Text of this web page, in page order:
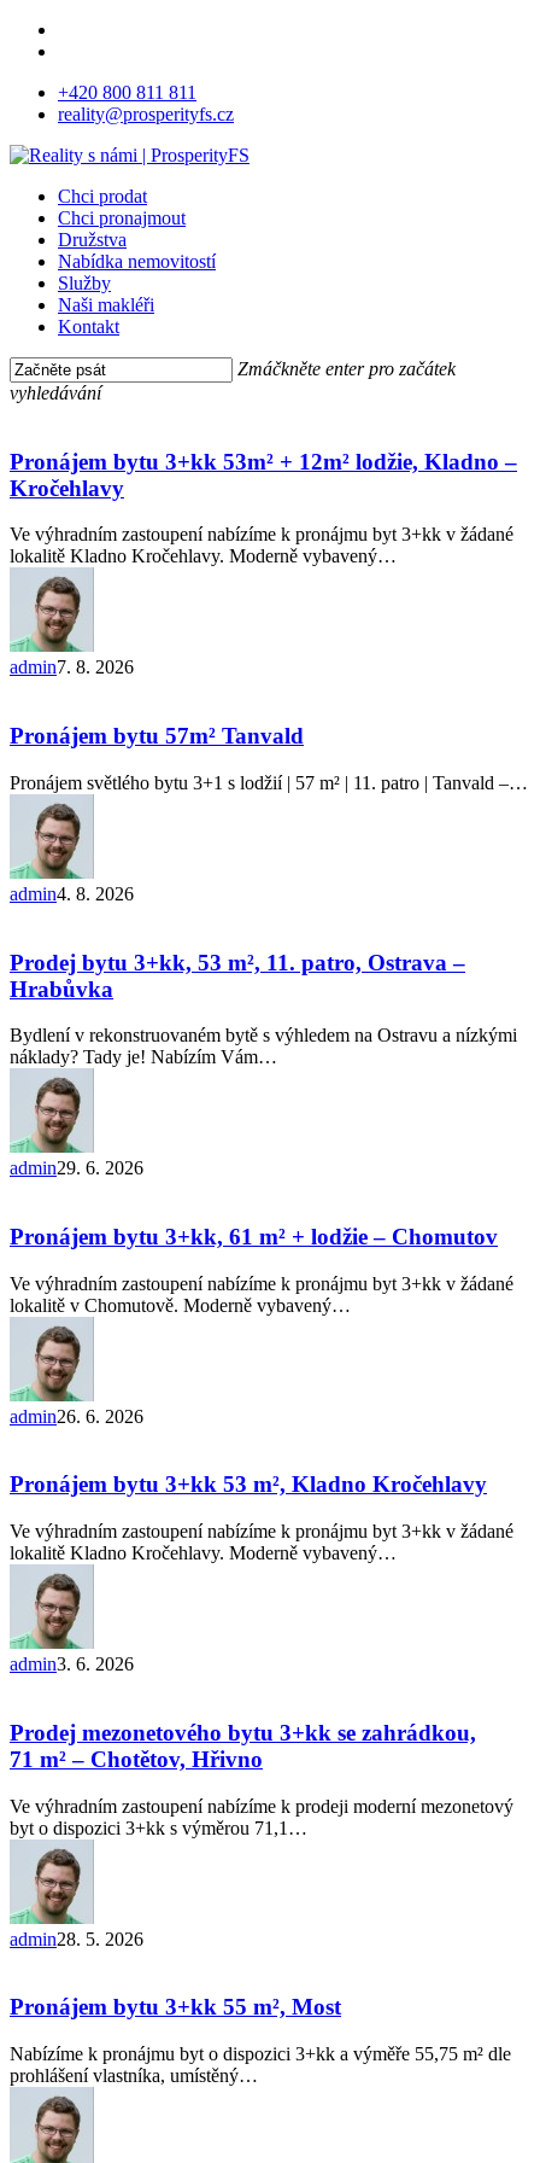
Skip
content+420 800 811 811
reality@prosperityfs.cz
Menu
Chci prodat
Chci pronajmout
Družstva
Nabídka nemovitostí
Služby
Naši makléři
Kontakt
Zmáčkněte enter pro začátek
vyhledávání
3+kk
53m²
+
lodžie,
Kladno
Kročehlavy
Pronájem bytu 3+kk 53m² + 12m² lodžie, Kladno –
Kročehlavy
Ve výhradním zastoupení nabízíme k pronájmu byt 3+kk v žádané
lokalitě Kladno Kročehlavy. Moderně vybavený…
admin7. 8. 2026
57m²
Tanvald
Pronájem bytu 57m² Tanvald
Pronájem světlého bytu 3+1 s lodžií | 57 m² | 11. patro | Tanvald –…
admin4. 8. 2026
3+kk,
53
m²,
11. patro,
Ostrava
–
Hrabůvka
Prodej bytu 3+kk, 53 m², 11. patro, Ostrava –
Hrabůvka
Bydlení v rekonstruovaném bytě s výhledem na Ostravu a nízkými
náklady? Tady je! Nabízím Vám…
admin29. 6. 2026
3+kk,
61 m²
+
lodžie
–
Chomutov
Pronájem bytu 3+kk, 61 m² + lodžie – Chomutov
Ve výhradním zastoupení nabízíme k pronájmu byt 3+kk v žádané
lokalitě v Chomutově. Moderně vybavený…
admin26. 6. 2026
3+kk
m²,
Kladno
Kročehlavy
Pronájem bytu 3+kk 53 m², Kladno Kročehlavy
Ve výhradním zastoupení nabízíme k pronájmu byt 3+kk v žádané
lokalitě Kladno Kročehlavy. Moderně vybavený…
admin3. 6. 2026
bytu
3+kk
se
71 m²
–
Chotětov,
Hřivno
Prodej mezonetového bytu 3+kk se zahrádkou,
71 m² – Chotětov, Hřivno
Ve výhradním zastoupení nabízíme k prodeji moderní mezonetový
byt o dispozici 3+kk s výměrou 71,1…
admin28. 5. 2026
3+kk
m²,
Most
Pronájem bytu 3+kk 55 m², Most
Nabízíme k pronájmu byt o dispozici 3+kk a výměře 55,75 m² dle
prohlášení vlastníka, umístěný…